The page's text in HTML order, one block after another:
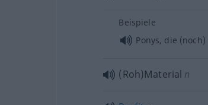
Beispiele
Ponys, die (noch)
(Roh)Material n